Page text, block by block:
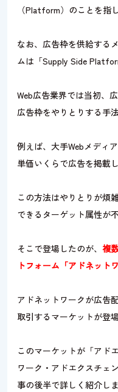
（Platform）のことを指
なお、広告枠を供給する
ムは「Supply Side
Web広告業界では当初、
広告枠をやりとりする手
例えば、大手Webメディ
単価いくらで広告を掲載
この方法はやりとりが煩
できるターゲット属性が
そこで登場したのが、 複
トフォーム「アドネット
アドネットワークが広告
取引するマーケットが登
このマーケットが「アド
ワーク・アドエクスチェ
事の後半で詳しく紹介しま